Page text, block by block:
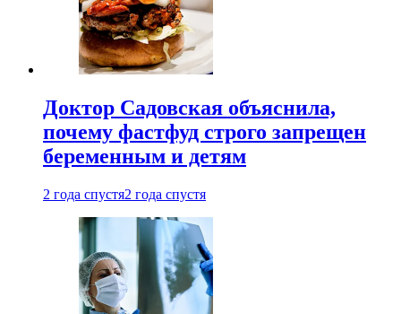
Доктор Садовская объяснила,
почему фастфуд строго запрещен
беременным и детям
2 года спустя2 года спустя